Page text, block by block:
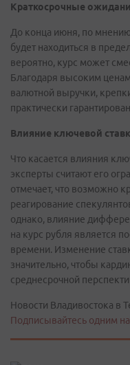
Краткосрочные
До конца июня, по
будет находиться в
вероятно, курс может
Благодаря высоким
валютной выручки,
практически
Влияние ключевой
Что касается влияния
эксперты считают его
отмечает, что возможно
реагирование
однако, влияние
на курс рубля является
времени. Изменение
значительно, чтобы
среднесрочной
Новости Владивостока в
Подписывайтесь одним